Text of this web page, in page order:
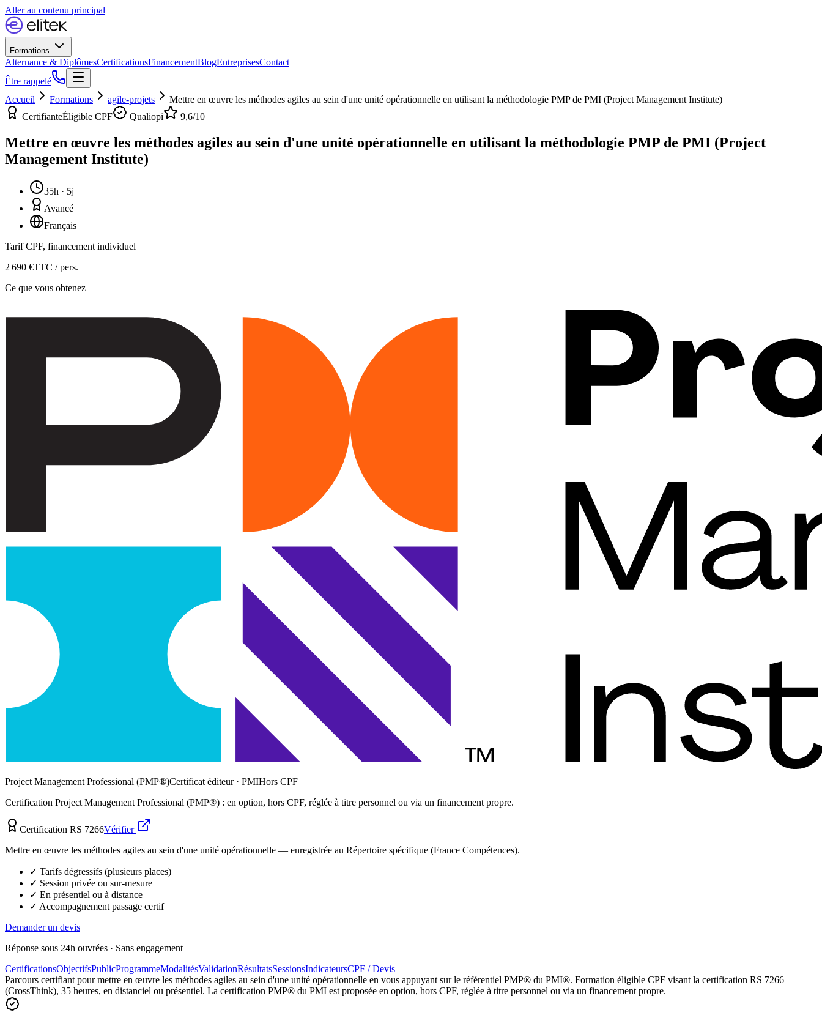
Aller au contenu principal
Formations
Alternance & DiplômesCertificationsFinancementBlogEntreprisesContact
Être rappelé
Accueil
Formations agile-projets
Mettre en œuvre les méthodes agiles au sein d'une unité opérationnelle en utilisant la méthodologie PMP de PMI (Project Management Institute)
CertifianteÉligible CPF Qualiopi 9,6/10
Mettre en œuvre les méthodes agiles au sein d'une unité opérationnelle en utilisant la méthodologie PMP de PMI (Project
Management Institute)
35h · 5j
Avancé
Français
Tarif CPF, financement individuel
2 690 €TTC / pers.
Ce que vous obtenez
Project Management Professional (PMP®)Certificat éditeur · PMIHors CPF
Certification Project Management Professional (PMP®) : en option, hors CPF, réglée à titre personnel ou via un financement propre.
Certification RS 7266Vérifier
Mettre en œuvre les méthodes agiles au sein d'une unité opérationnelle — enregistrée au Répertoire spécifique (France Compétences).
✓ Tarifs dégressifs (plusieurs places)
✓ Session privée ou sur-mesure
✓ En présentiel ou à distance
✓ Accompagnement passage certif
Demander un devis
Réponse sous 24h ouvrées · Sans engagement
CertificationsObjectifsPublicProgrammeModalitésValidationRésultatsSessionsIndicateursCPF / Devis
Parcours certifiant pour mettre en œuvre les méthodes agiles au sein d'une unité opérationnelle en vous appuyant sur le référentiel PMP® du PMI®. Formation éligible CPF visant la certification RS 7266
(CrossThink), 35 heures, en distanciel ou présentiel. La certification PMP® du PMI est proposée en option, hors CPF, réglée à titre personnel ou via un financement propre.